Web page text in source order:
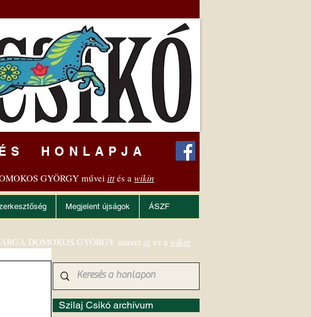
HONLAPJA
GYÖRGY művei ittés a wikin
Megjelent újságok ÁSZF
Szilaj Csikó archívum
DOMOKOS GYÖRGY művei itt és a wikin